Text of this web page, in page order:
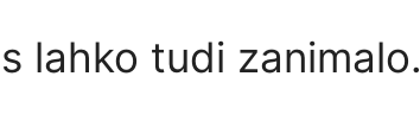
lahko tudi zanimalo.